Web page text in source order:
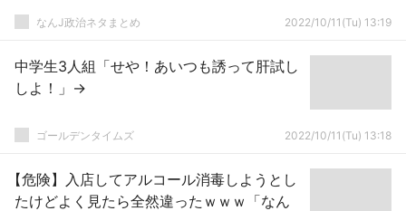
なんJ政治ネタまとめ 2022/10/11(Tu) 13:19
中学生3人組「せや！あいつも誘って肝試し
しよ！」→
ゴールデンタイムズ 2022/10/11(Tu) 13:18
【危険】入店してアルコール消毒しようとし
たけどよく見たら全然違ったｗｗｗ「なん